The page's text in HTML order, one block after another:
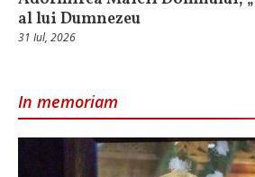
al lui Dumnezeu
31 Iul, 2026
In memoriam